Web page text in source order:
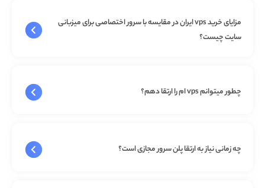
مزایای خرید vps ایران در مقایسه با سرور اختصاصی برای میزبانی
سایت چیست؟
چطور میتوانم vps ام را ارتقا دهم؟
چه زمانی نیاز به ارتقا پلن سرور مجازی است؟